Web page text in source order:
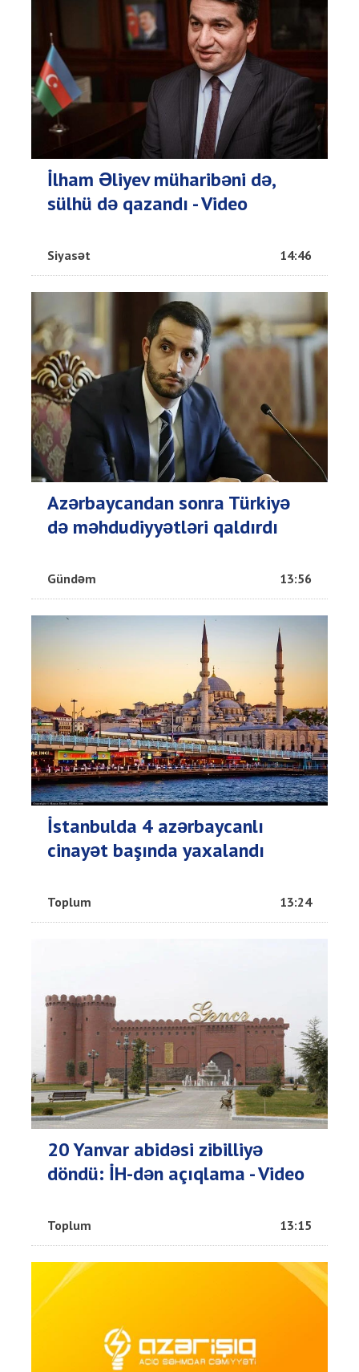
İlham Əliyev müharibəni də,
sülhü də qazandı - Video
Siyasət 14:46
Azərbaycandan sonra Türkiyə
də məhdudiyyətləri qaldırdı
Gündəm 13:56
İstanbulda 4 azərbaycanlı
cinayət başında yaxalandı
Toplum 13:24
20 Yanvar abidəsi zibilliyə
döndü: İH-dən açıqlama - Video
Toplum 13:15